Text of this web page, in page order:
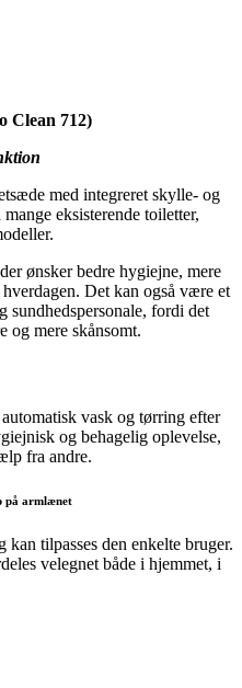
Clean 712)
med integreret skylle- og
eksisterende toiletter,
ønsker bedre hygiejne, mere
Det kan også være et
sundhedspersonale, fordi det
og mere skånsomt.
vask og tørring efter
og behagelig oplevelse,
fra andre.
på armlænet
tilpasses den enkelte bruger.
velegnet både i hjemmet, i